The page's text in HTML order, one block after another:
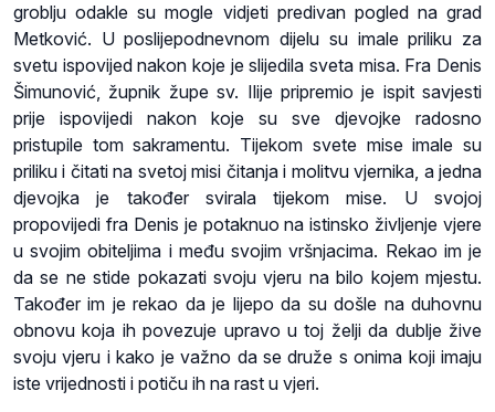
groblju odakle su mogle vidjeti predivan pogled na grad
Metković. U poslijepodnevnom dijelu su imale priliku za
svetu ispovijed nakon koje je slijedila sveta misa. Fra Denis
Šimunović, župnik župe sv. Ilije pripremio je ispit savjesti
prije ispovijedi nakon koje su sve djevojke radosno
pristupile tom sakramentu. Tijekom svete mise imale su
priliku i čitati na svetoj misi čitanja i molitvu vjernika, a jedna
djevojka je također svirala tijekom mise. U svojoj
propovijedi fra Denis je potaknuo na istinsko življenje vjere
u svojim obiteljima i među svojim vršnjacima. Rekao im je
da se ne stide pokazati svoju vjeru na bilo kojem mjestu.
Također im je rekao da je lijepo da su došle na duhovnu
obnovu koja ih povezuje upravo u toj želji da dublje žive
svoju vjeru i kako je važno da se druže s onima koji imaju
iste vrijednosti i potiču ih na rast u vjeri.